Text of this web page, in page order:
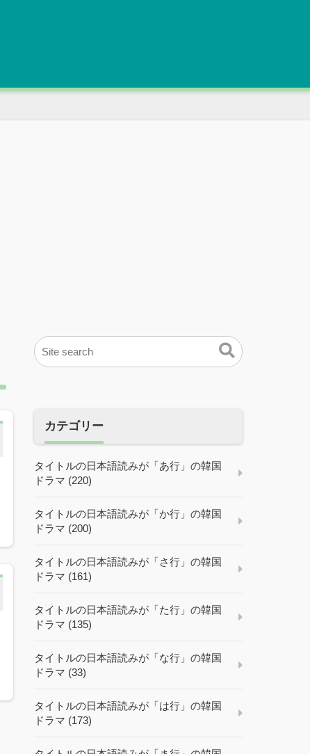
カテゴリー
タイトルの日本語読みが「あ行」の韓国
ドラマ (220)
タイトルの日本語読みが「か行」の韓国
ドラマ (200)
タイトルの日本語読みが「さ行」の韓国
ドラマ (161)
タイトルの日本語読みが「た行」の韓国
ドラマ (135)
タイトルの日本語読みが「な行」の韓国
ドラマ (33)
タイトルの日本語読みが「は行」の韓国
ドラマ (173)